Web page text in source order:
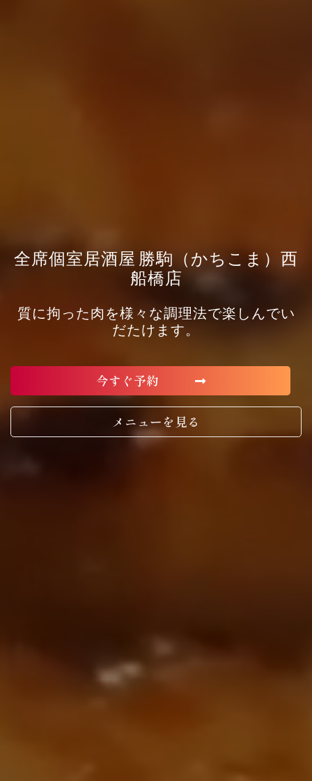
全席個室居酒屋 勝駒（かちこま）西
船橋店
質に拘った肉を様々な調理法で楽しんでい
だたけます。
今すぐ予約
メニューを見る